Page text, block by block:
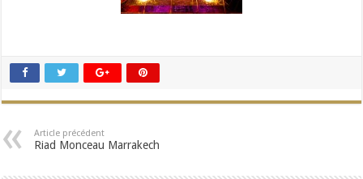
Article précédent
Riad Monceau Marrakech